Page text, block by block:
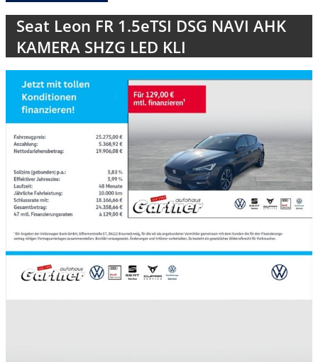
Seat Leon FR 1.5eTSI DSG NAVI AHK
KAMERA SHZG LED KLI